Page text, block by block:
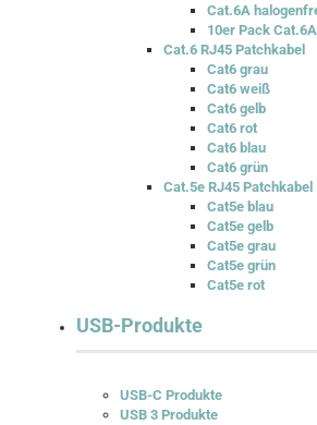
Cat.6A
10er Pack
Cat.6 RJ45 Patchkabel
Cat6 grau
Cat6 weiß
Cat6 gelb
Cat6 rot
Cat6 blau
Cat6 grün
Cat.5e RJ45 Patchkabel
Cat5e blau
Cat5e gelb
Cat5e grau
Cat5e grün
Cat5e rot
USB-Produkte
USB-C Produkte
USB 3 Produkte